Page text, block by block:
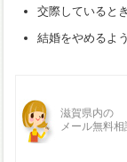
交際していると
結婚をやめるよ
滋賀県内の
メール無料相